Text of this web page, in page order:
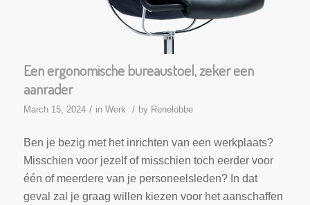
Een ergonomische bureaustoel, zeker een
aanrader
March 15, 2024 / in Werk / by Renelobbe
Ben je bezig met het inrichten van een werkplaats?
Misschien voor jezelf of misschien toch eerder voor
één of meerdere van je personeelsleden? In dat
geval zal je graag willen kiezen voor het aanschaffen